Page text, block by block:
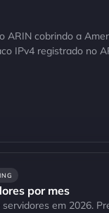
ARIN cobrindo a
IPv4 registrado no
por mes
em 2026.